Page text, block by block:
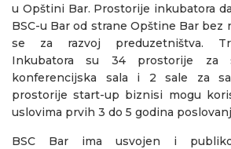
u Opštini Bar. Prostorije inkubatora
BSC-u Bar od strane Opštine Bar bez
se za razvoj preduzetništva.
Inkubatora su 34 prostorije za
konferencijska sala i 2 sale za
prostorije start-up biznisi mogu
uslovima prvih 3 do 5 godina
BSC Bar ima usvojen i